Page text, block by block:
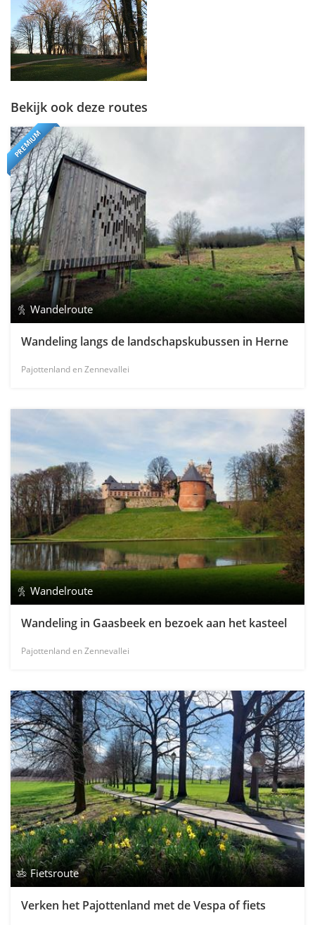
Bekijk ook deze routes
PREMIUM
Wandelroute
Wandeling langs de landschapskubussen in Herne
Pajottenland en Zennevallei
Wandelroute
Wandeling in Gaasbeek en bezoek aan het kasteel
Pajottenland en Zennevallei
Fietsroute
Verken het Pajottenland met de Vespa of fiets